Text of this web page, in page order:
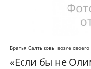
Братья Салтыковы возле
«Если бы не